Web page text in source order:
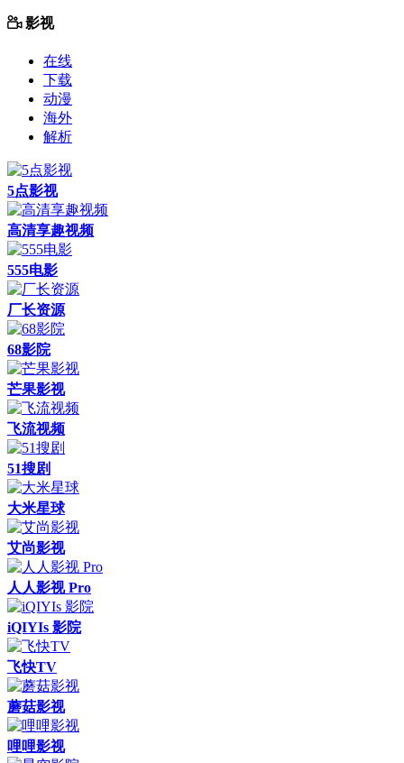
影视
在线
下载
动漫
海外
解析
5点影视
高清享趣视频
555电影
厂长资源
68影院
芒果影视
飞流视频
51搜剧
大米星球
艾尚影视
人人影视 Pro
iQIYIs 影院
飞快TV
蘑菇影视
哩哩影视